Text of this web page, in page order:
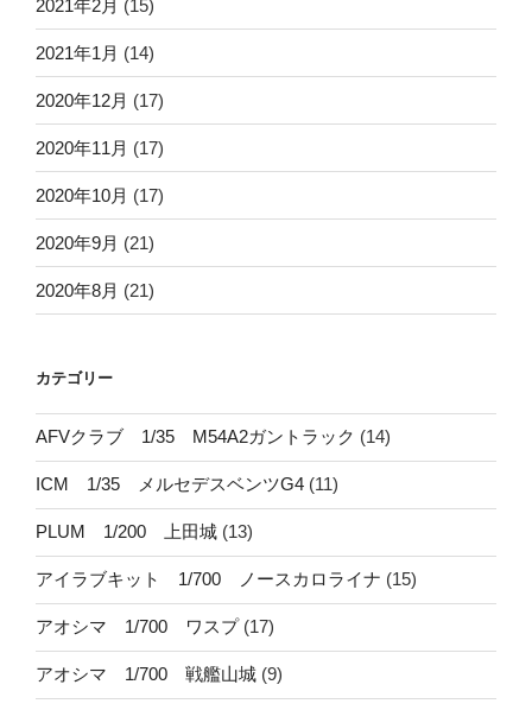
2021年2月 (15)
2021年1月 (14)
2020年12月 (17)
2020年11月 (17)
2020年10月 (17)
2020年9月 (21)
2020年8月 (21)
カテゴリー
AFVクラブ 1/35 M54A2ガントラック (14)
ICM 1/35 メルセデスベンツG4 (11)
PLUM 1/200 上田城 (13)
アイラブキット 1/700 ノースカロライナ (15)
アオシマ 1/700 ワスプ(17)
アオシマ 1/700 戦艦山城 (9)